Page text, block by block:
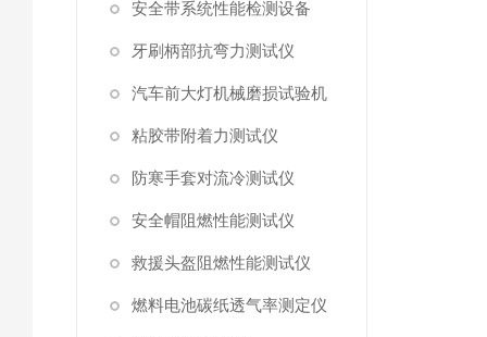
安全带系统性能检测设备
牙刷柄部抗弯力测试仪
汽车前大灯机械磨损试验机
粘胶带附着力测试仪
防寒手套对流冷测试仪
安全帽阻燃性能测试仪
救援头盔阻燃性能测试仪
燃料电池碳纸透气率测定仪